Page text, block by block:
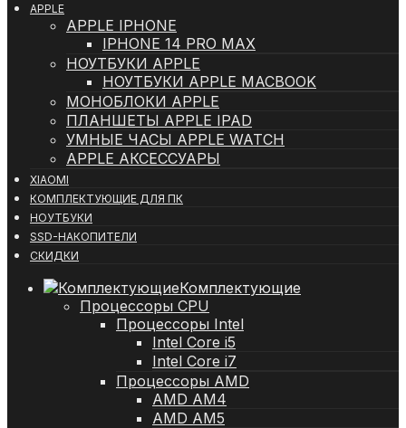
APPLE
APPLE IPHONE
IPHONE 14 PRO MAX
НОУТБУКИ APPLE
НОУТБУКИ APPLE MACBOOK
МОНОБЛОКИ APPLE
ПЛАНШЕТЫ APPLE IPAD
УМНЫЕ ЧАСЫ APPLE WATCH
APPLE АКСЕССУАРЫ
XIAOMI
КОМПЛЕКТУЮЩИЕ ДЛЯ ПК
НОУТБУКИ
SSD-НАКОПИТЕЛИ
СКИДКИ
Комплектующие
Процессоры CPU
Процессоры Intel
Intel Core i5
Intel Core i7
Процессоры AMD
AMD AM4
AMD AM5